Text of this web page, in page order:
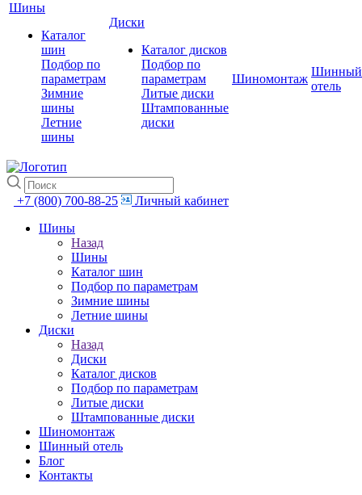
Шины
Каталог
шин
Подбор по
параметрам
Зимние
шины
Летние
шины
Диски
Каталог дисков
Подбор по
параметрам
Литые диски
Штампованные
диски
Шиномонтаж
Шинный
отель
+7 (800) 700-88-25
Личный кабинет
Шины
Назад
Шины
Каталог шин
Подбор по параметрам
Зимние шины
Летние шины
Диски
Назад
Диски
Каталог дисков
Подбор по параметрам
Литые диски
Штампованные диски
Шиномонтаж
Шинный отель
Блог
Контакты